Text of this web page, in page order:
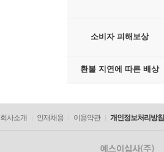
소비자 피해보상
환불 지연에 따른 배상
회사소개 인재채용 이용약관 개인정보처리방침